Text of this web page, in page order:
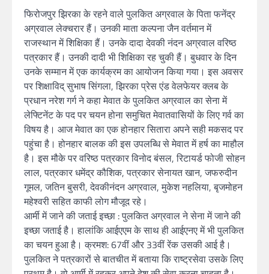
फिरोजपुर झिरका के रहने वाले पुलकित अग्रवाल के पिता फनेंद्र
अग्रवाल लेक्चरार हैं। उनकी माता कल्पना जैन वर्तमान में
राजस्थान में शिक्षिका हैं। उनके दादा देवकी नंदन अग्रवाल वरिष्ठ
पत्रकार हैं। उनकी दादी भी शिक्षिका रह चुकी हैं। बुधवार के दिन
उनके सम्मान में एक कार्यक्रम का आयोजन किया गया। इस अवसर
पर शिक्षाविद् सुभाष सिंगला, झिरका प्रेस एंड वेलफेयर क्लब के
प्रधान नरेश गर्ग ने कहा मेवात के पुलकित अग्रवाल का सेना में
लेफ्टिनेंट के पद पर चयन होना समुचित मेवातवासियों के लिए गर्व का
विषय है। आज मेवात का एक होनहार सितारा अपने सही मकसद पर
पहुंचा है। होनहार बालक की इस उपलब्धि से मेवात में हर्ष का माहौल
है। इस मौके पर वरिष्ठ पत्रकार विनोद बंसल, रिटायर्ड फोजी सोहन
लाल, पत्रकार धमेंद्र कौशिक, पत्रकार सेनायत खान, जफरुदीन
गूमल, जतिन बुसरी, देवकीनंदन अग्रवाल, मुकेश नहलिया, बृजमोहन
महेश्वरी सहित काफी लोग मौजूद रहे।
आर्मी में जाने की जताई इच्छा : पुलकित अग्रवाल ने सेना में जाने की
इच्छा जताई है। हालांकि आईएएम के साथ ही आईएनए में भी पुलकित
का चयन हुआ है। क्रमश: 67वीं और 33वीं रेंक उसकी आई है।
पुलकित ने पत्रकारों से बातचीत में बताया कि राष्ट्रसेवा उसके लिए